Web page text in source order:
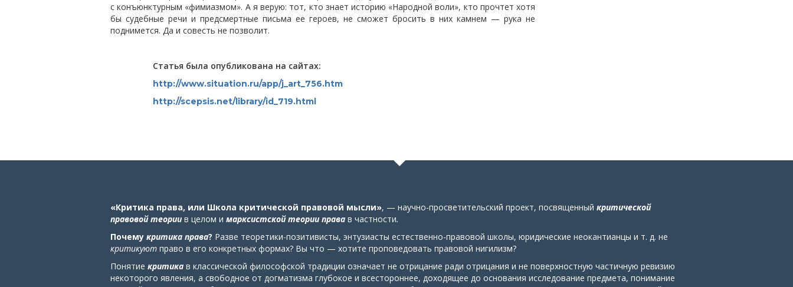
с конъюнктурным «фимиазмом». А я верую: тот, кто знает историю «Народной воли», кто прочтет хотя
бы судебные речи и предсмертные письма ее героев, не сможет бросить в них камнем — рука не
поднимется. Да и совесть не позволит.
Статья была опубликована на сайтах:
http://www.situation.ru/app/j_art_756.htm
http://scepsis.net/library/id_719.html
«Критика права, или Школа критической правовой мысли», — научно-просветительский проект, посвященный критической
правовой теории в целом и марксистской теории права в частности.
Почему критика права? Разве теоретики-позитивисты, энтузиасты естественно-правовой школы, юридические неокантианцы и т. д. не
критикуют право в его конкретных формах? Вы что — хотите проповедовать правовой нигилизм?
Понятие критика в классической философской традиции означает не отрицание ради отрицания и не поверхностную частичную ревизию
некоторого явления, а свободное от догматизма глубокое и всестороннее, доходящее до основания исследование предмета, понимание